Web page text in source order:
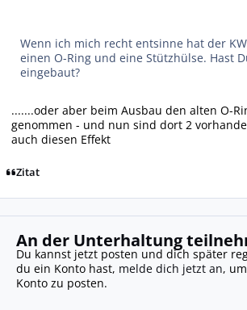
Wenn ich mich recht entsinne hat der
einen O-Ring und eine Stützhülse. Hast
eingebaut?
.......oder aber beim Ausbau den alten O-
genommen - und nun sind dort 2
auch diesen Effekt
Zitat
An der Unterhaltung
Du kannst jetzt posten und dich später
du ein Konto hast, melde dich jetzt an,
Konto zu posten.